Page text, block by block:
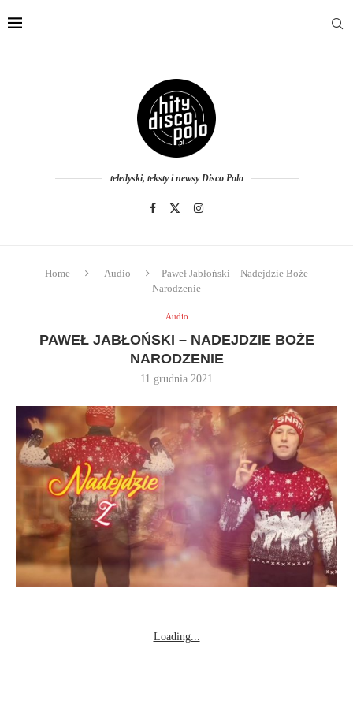
teledyski, teksty i newsy Disco Polo
Home Audio
Paweł Jabłoński – Nadejdzie Boże
Narodzenie
Audio
PAWEŁ JABŁOŃSKI – NADEJDZIE BOŻE
NARODZENIE
11 grudnia 2021
Loading...